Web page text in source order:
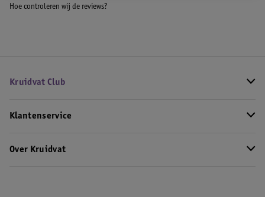
Hoe controleren wij de reviews?
Kruidvat Club
Klantenservice
Over Kruidvat